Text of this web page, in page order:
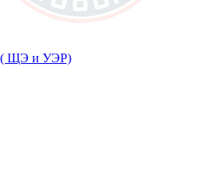
( ЩЭ и УЭР)